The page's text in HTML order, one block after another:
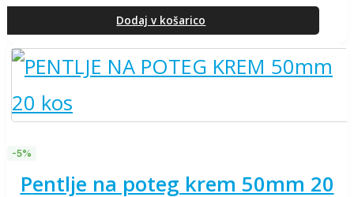
cena
13,30 €.
cena
Dodaj v košarico
-5%
pentlje na poteg krem 50mm 20